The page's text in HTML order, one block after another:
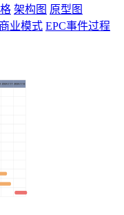
架构图 原型图
业模式 EPC事件过程